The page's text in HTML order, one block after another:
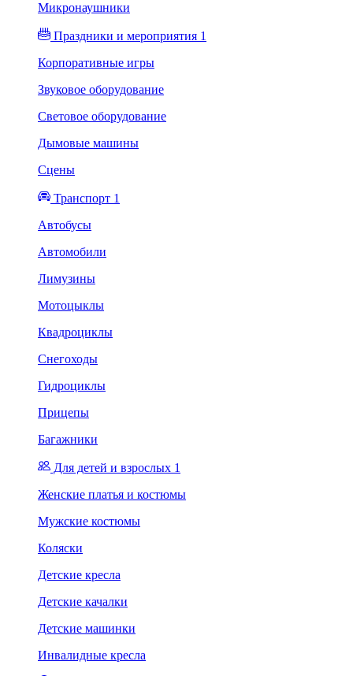
Микронаушники
Праздники и мероприятия 1
Корпоративные игры
Звуковое оборудование
Световое оборудование
Дымовые машины
Сцены
Транспорт 1
Автобусы
Автомобили
Лимузины
Мотоцыклы
Квадроциклы
Снегоходы
Гидроциклы
Прицепы
Багажники
Для детей и взрослых 1
Женские платья и костюмы
Мужские костюмы
Коляски
Детские кресла
Детские качалки
Детские машинки
Инвалидные кресла